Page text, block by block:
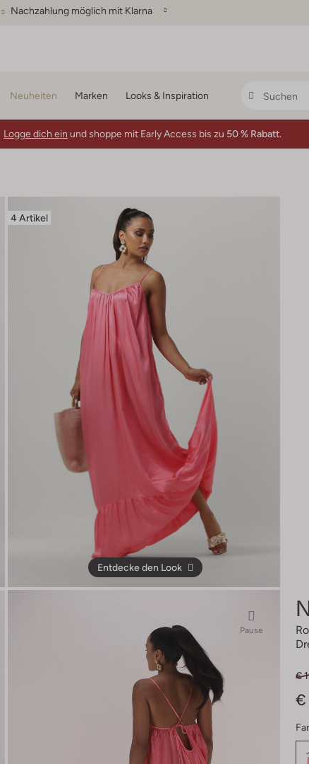
Nachzahlung möglich mit Klarna
Neuheiten Marken Looks & Inspiration
Logge dich ein und shoppe mit Early Access bis zu 50 % Rabatt.
4 Artikel
Entdecke den Look
Pause
€
€